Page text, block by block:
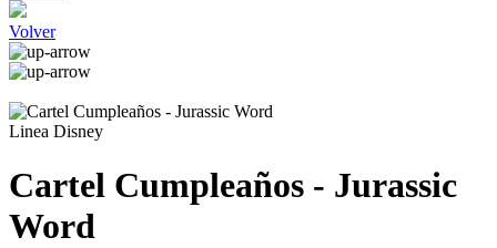
Volver
Linea Disney
Cartel Cumpleaños - Jurassic
Word